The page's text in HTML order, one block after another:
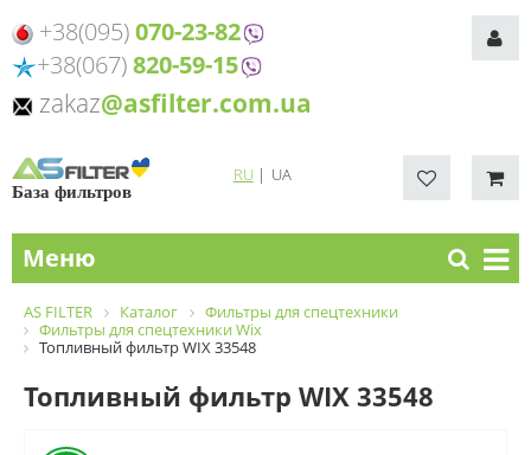
+38(095)070-23-82
+38(067)820-59-15
zakaz@asfilter.com.ua
База фильтров
RU| UA
Меню
AS FILTER Каталог
Фильтры для спецтехники
Фильтры для спецтехники Wix
Топливный фильтр WIX 33548
Топливный фильтр WIX 33548